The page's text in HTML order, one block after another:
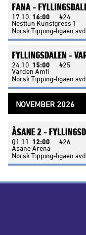
FANA -
17.10. 16:00 #24
Nesttun Kunstgress 1
Norsk Tipping-ligaen
FYLLINGSDALEN -
24.10. 15:00 #25
Varden Amfi
Norsk Tipping-ligaen
NOVEMBER 2026
ÅSANE 2 -
01.11. 12:00 #26
Åsane Arena
Norsk Tipping-ligaen